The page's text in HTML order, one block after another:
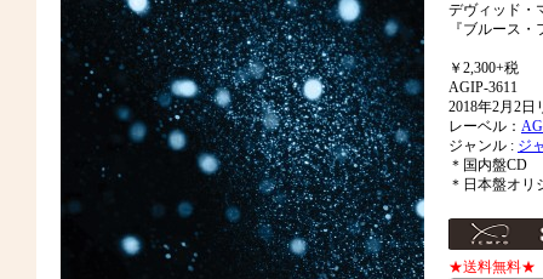
デヴィッド・
『ブルース
￥2,300+税
AGIP-3611
2018年2月2日
レーベル：
ジャンル : ジ
＊国内盤CD
＊日本盤オリ
★送料無料★